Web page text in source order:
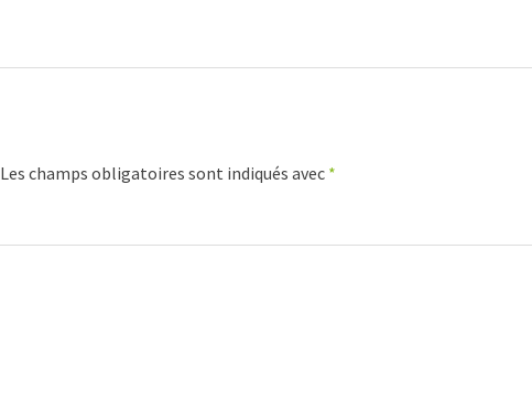
Les champs obligatoires sont indiqués avec *